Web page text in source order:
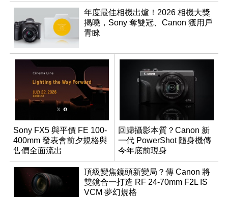
年度最佳相機出爐！2026 相機大獎
揭曉，Sony 奪雙冠、Canon 獲用戶
青睞
Sony FX5 與平價 FE 100-
400mm 發表會前夕規格與
售價全面流出
回歸攝影本質？Canon 新
一代 PowerShot 隨身機傳
今年底前現身
頂級變焦鏡頭新變局？傳 Canon 將
雙鏡合一打造 RF 24-70mm F2L IS
VCM 夢幻規格